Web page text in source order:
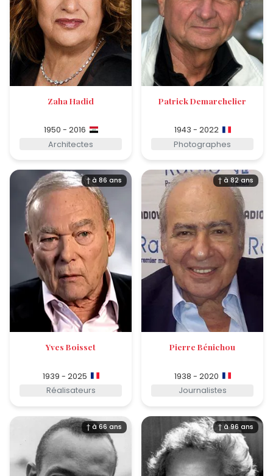
Zaha Hadid
1950 - 2016
Architectes
Patrick Demarchelier
1943 - 2022
Photographes
† à 86 ans
Yves Boisset
1939 - 2025
Réalisateurs
† à 82 ans
Pierre Bénichou
1938 - 2020
Journalistes
† à 66 ans † à 96 ans